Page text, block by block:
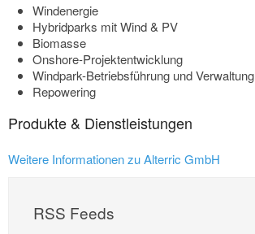
Windenergie
Hybridparks mit Wind & PV
Biomasse
Onshore-Projektentwicklung
Windpark-Betriebsführung und Verwaltung
Repowering
Produkte & Dienstleistungen
Weitere Informationen zu Alterric GmbH
RSS Feeds